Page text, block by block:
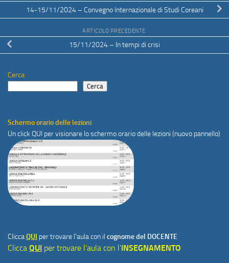
14-15/11/2024 – Convegno Internazionale di Studi Coreani
ARTICOLO PRECEDENTE
15/11/2024 – In tempi di crisi
Cerca
Cerca
Schermo orario delle lezioni
Un click QUI per visionare lo schermo orario delle lezioni (nuovo pannello)
CliccaQUI per trovare l'aula con il cognome del DOCENTE
Clicca QUI per trovare l'aula con l'INSEGNAMENTO